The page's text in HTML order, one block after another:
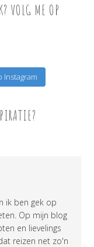
VOLG ME OP
Instagram
ik ben gek op
Op mijn blog
en lievelings
reizen net zo'n